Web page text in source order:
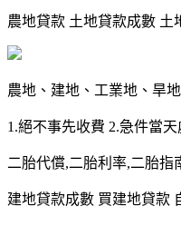
農地貸款 土地貸款成數 土
農地、建地、工業地、旱
1.絕不事先收費 2.急件當
二胎代償,二胎利率,二胎指
建地貸款成數 買建地貸款